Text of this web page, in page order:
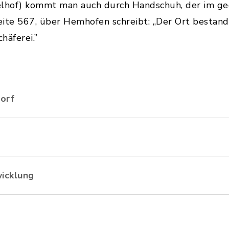
kommt man auch durch Handschuh, der im
567, über Hemhofen schreibt: „Der Ort